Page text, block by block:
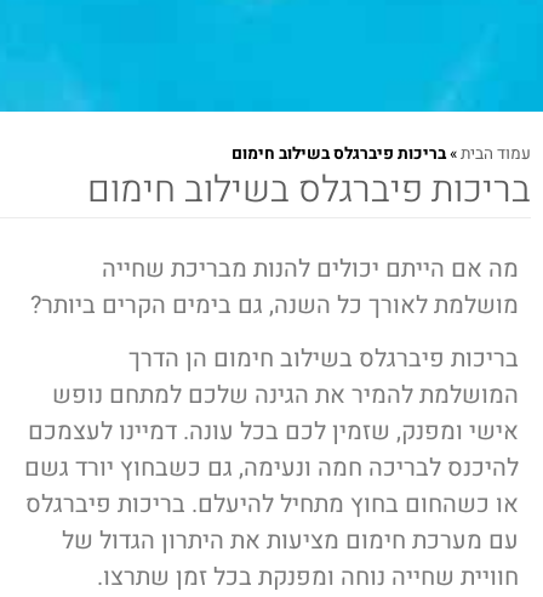
עמוד הבית»בריכות פיברגלס בשילוב חימום
בריכות פיברגלס בשילוב חימום
מה אם הייתם יכולים להנות מבריכת שחייה
מושלמת לאורך כל השנה, גם בימים הקרים ביותר?
בריכות פיברגלס בשילוב חימום הן הדרך
המושלמת להמיר את הגינה שלכם למתחם נופש
אישי ומפנק, שזמין לכם בכל עונה. דמיינו לעצמכם
להיכנס לבריכה חמה ונעימה, גם כשבחוץ יורד גשם
או כשהחום בחוץ מתחיל להיעלם. בריכות פיברגלס
עם מערכת חימום מציעות את היתרון הגדול של
חוויית שחייה נוחה ומפנקת בכל זמן שתרצו.